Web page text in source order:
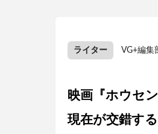
ライター VG+編集
映画『ホウセ
現在が交錯する